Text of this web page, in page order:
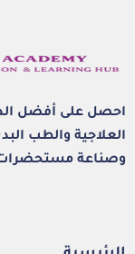
احصل على أفضل
العلاجية والطب
وصناعة مستحضرات